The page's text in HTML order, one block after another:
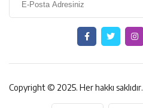
Copyright © 2025. Her hakkı saklıdır.